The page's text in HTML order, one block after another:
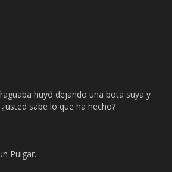
huyó dejando una bota suya y
sabe lo que ha hecho?
Pulgar.